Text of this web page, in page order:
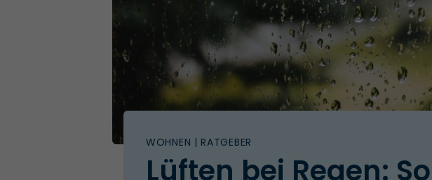
WOHNEN | RATGEBER
Lüften bei Regen: